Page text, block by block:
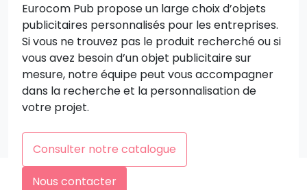
Eurocom Pub propose un large choix d’objets
publicitaires personnalisés pour les entreprises.
Si vous ne trouvez pas le produit recherché ou si
vous avez besoin d’un objet publicitaire sur
mesure, notre équipe peut vous accompagner
dans la recherche et la personnalisation de
votre projet.
Consulter notre catalogue
Nous contacter